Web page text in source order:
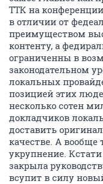
ТТК на
в отличии от
преимуществом
контенту, а
ограниченны в
законодательном
локальных
позицией этих
несколько сотен
докладчиков
доставить
качестве. А вообще
укрупнение.
закрыла
всупит в силу